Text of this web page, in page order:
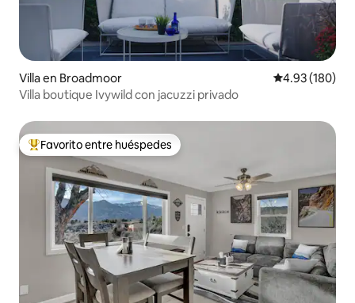
Villa en Broadmoor Calificación
4.93 (180)
Villa boutique Ivywild con jacuzzi privado
De los mejores en Favorito entre huéspedes
Favorito entre huéspedes